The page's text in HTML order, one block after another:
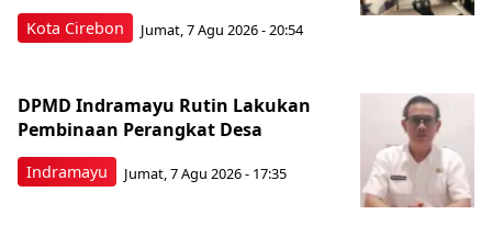
Kota Cirebon Jumat, 7 Agu 2026 - 20:54
Indramayu
DPMD Indramayu Rutin Lakukan
Pembinaan Perangkat Desa
Jumat, 7 Agu 2026 - 17:35